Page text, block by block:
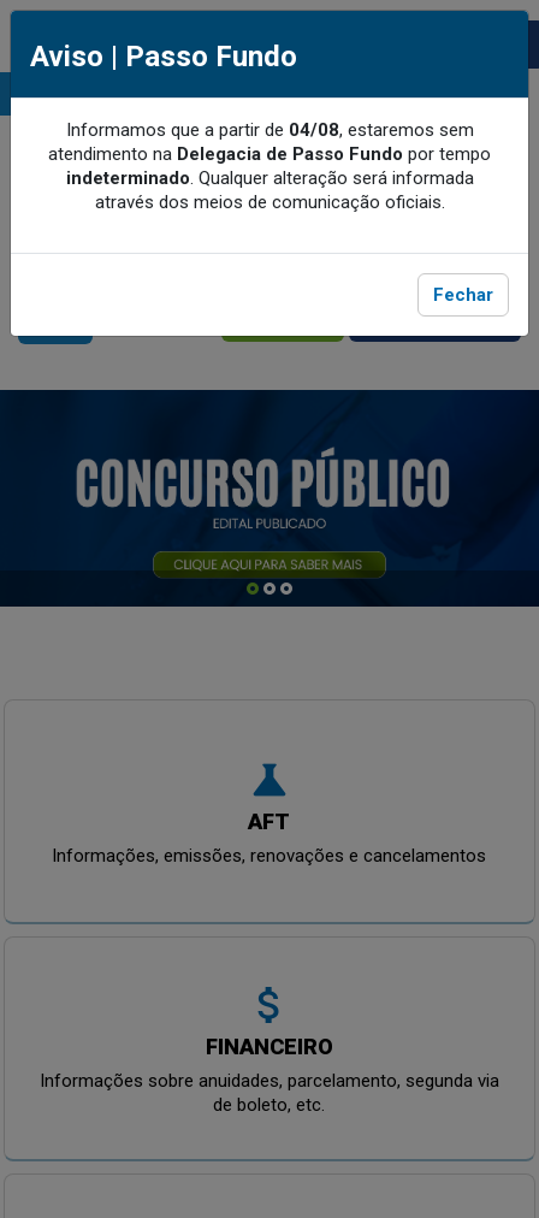
CRQ-V BENEFÍCIOS
Aviso | Passo Fundo
Informamos que a partir de 04/08, estaremos sem
atendimento na Delegacia de Passo Fundo por tempo
indeterminado. Qualquer alteração será informada
através dos meios de comunicação oficiais.
Fechar
science
AFT
Informações, emissões, renovações e cancelamentos
attach_money
FINANCEIRO
Informações sobre anuidades, parcelamento, segunda via
de boleto, etc.